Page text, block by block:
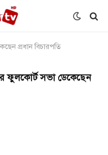
প্রধান বিচারপতি
ফুলকোর্ট সভা ডেকেছেন